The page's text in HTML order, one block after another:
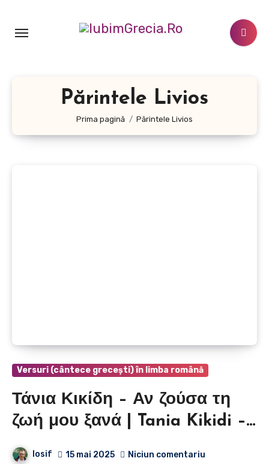
conținut
Părintele Livios
Prima pagină Părintele Livios
Versuri (cântece grecești) în limba română
Τάνια Κικίδη – Αν ζούσα τη
ζωή μου ξανά | Tania Kikidi –
Dacă mi-aș trăi viața din nou
Iosif 15 mai 2025 Niciun comentariu